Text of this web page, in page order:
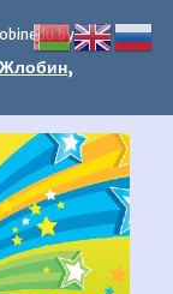
Жлобин,